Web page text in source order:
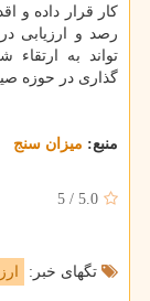
کار قرار داده و
رصد و ارزیابی
تواند به
گذاری در حوزه
منبع: میزان سنج
5.0
/
5
تگهای خبر: